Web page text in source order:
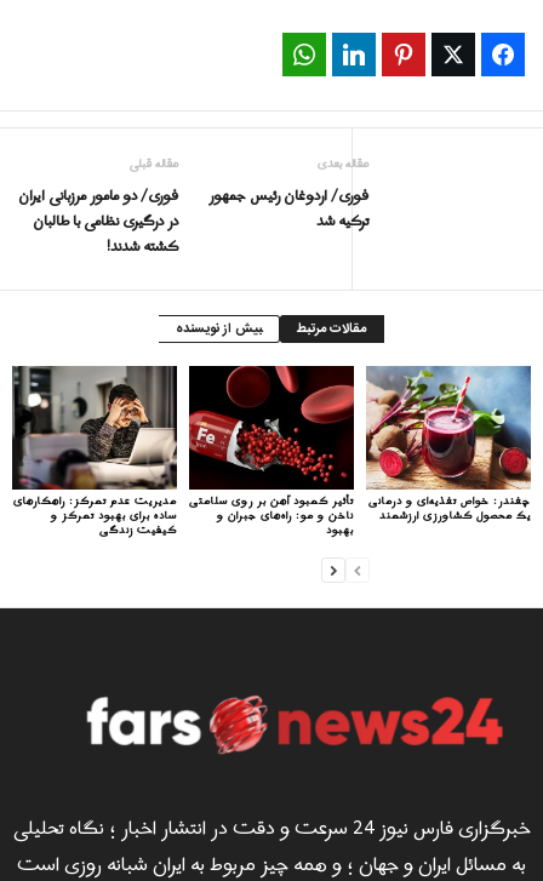
Facebook
Twitter
Pinterest
LinkedIn
مقاله قبلی
فوری/ دو مامور مرزبانی ايران
در درگیری نظامی با طالبان
کشته شدند!
مقاله بعدی
فوری/ اردوغان رئیس جمهور
ترکیه شد
مقالات مرتبط بیش از نویسنده
مدیریت عدم تمرکز: راهکارهای
ساده برای بهبود تمرکز و
کیفیت زندگی
تأثیر کمبود آهن بر روی سلامتی
ناخن و مو: راه‌های جبران و
بهبود
چغندر: خواص تغذیه‌ای و درمانی
یک محصول کشاورزی ارزشمند
خبرگزاری فارس نیوز 24 سرعت و دقت در انتشار اخبار ؛ نگاه تحلیلی
به مسائل ایران و جهان ؛ و همه چیز مربوط به ایران شبانه روزی است